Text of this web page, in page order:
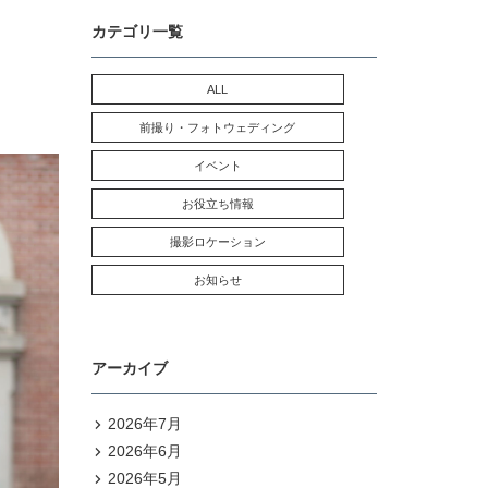
カテゴリ一覧
ALL
前撮り・フォトウェディング
イベント
お役立ち情報
撮影ロケーション
お知らせ
アーカイブ
2026年7月
2026年6月
2026年5月